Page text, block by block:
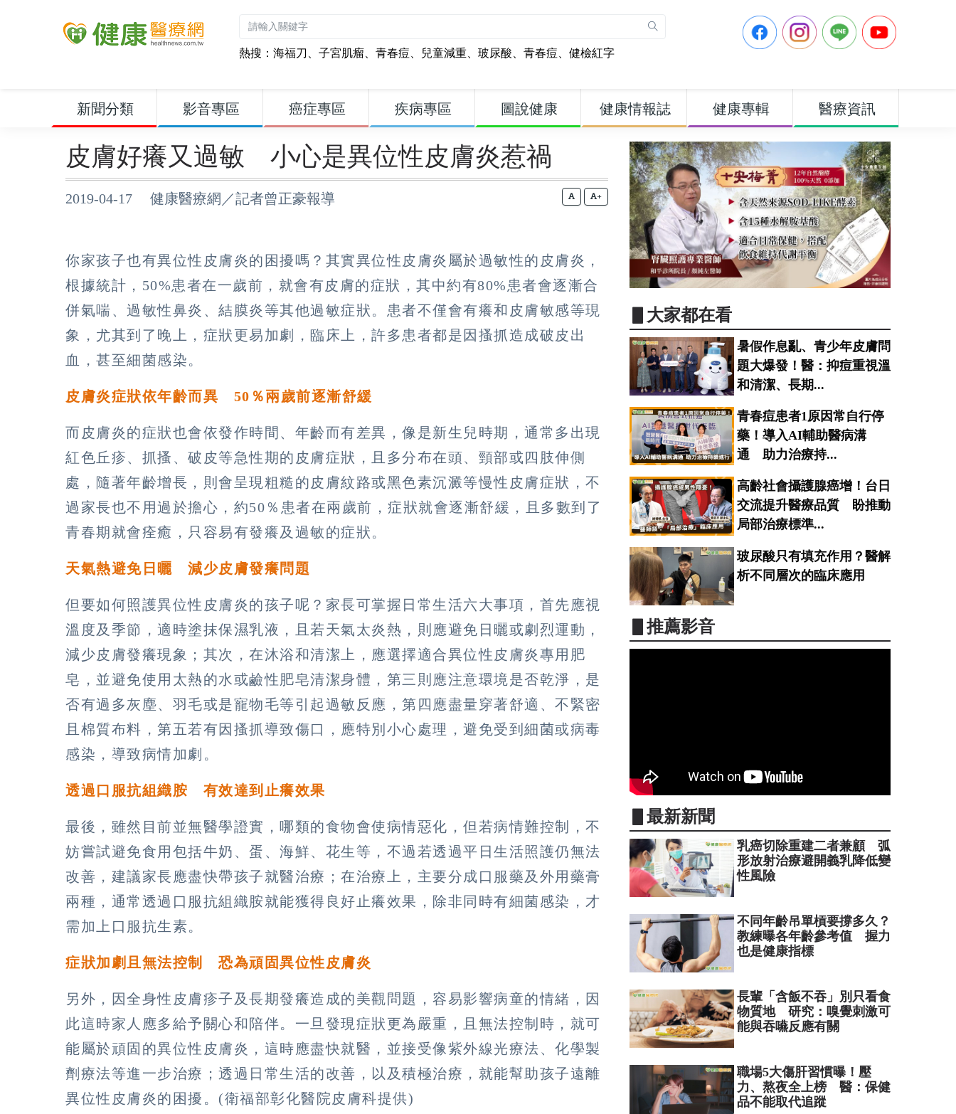
熱搜： 海福刀 、 子宮肌瘤、 青春痘、 兒童減重、 玻尿酸、 青春痘、 健檢紅字
新聞分類 影音專區 癌症專區 疾病專區 圖說健康 健康情報誌 健康專輯 醫療資訊
皮膚好癢又過敏 小心是異位性皮膚炎惹禍
2019-04-17 健康醫療網／記者曾正豪報導 +
你家孩子也有異位性皮膚炎的困擾嗎？其實異位性皮膚炎屬於過敏性的皮膚炎，
根據統計，50%患者在一歲前，就會有皮膚的症狀，其中約有80%患者會逐漸合
併氣喘、過敏性鼻炎、結膜炎等其他過敏症狀。患者不僅會有癢和皮膚敏感等現
象，尤其到了晚上，症狀更易加劇，臨床上，許多患者都是因搔抓造成破皮出
血，甚至細菌感染。
皮膚炎症狀依年齡而異 50％兩歲前逐漸舒緩
而皮膚炎的症狀也會依發作時間、年齡而有差異，像是新生兒時期，通常多出現
紅色丘疹、抓搔、破皮等急性期的皮膚症狀，且多分布在頭、頸部或四肢伸側
處，隨著年齡增長，則會呈現粗糙的皮膚紋路或黑色素沉澱等慢性皮膚症狀，不
過家長也不用過於擔心，約50％患者在兩歲前，症狀就會逐漸舒緩，且多數到了
青春期就會痊癒，只容易有發癢及過敏的症狀。
天氣熱避免日曬 減少皮膚發癢問題
但要如何照護異位性皮膚炎的孩子呢？家長可掌握日常生活六大事項，首先應視
溫度及季節，適時塗抹保濕乳液，且若天氣太炎熱，則應避免日曬或劇烈運動，
減少皮膚發癢現象；其次，在沐浴和清潔上，應選擇適合異位性皮膚炎專用肥
皂，並避免使用太熱的水或鹼性肥皂清潔身體，第三則應注意環境是否乾淨，是
否有過多灰塵、羽毛或是寵物毛等引起過敏反應，第四應盡量穿著舒適、不緊密
且棉質布料，第五若有因搔抓導致傷口，應特別小心處理，避免受到細菌或病毒
感染，導致病情加劇。
透過口服抗組織胺 有效達到止癢效果
最後，雖然目前並無醫學證實，哪類的食物會使病情惡化，但若病情難控制，不
妨嘗試避免食用包括牛奶、蛋、海鮮、花生等，不過若透過平日生活照護仍無法
改善，建議家長應盡快帶孩子就醫治療；在治療上，主要分成口服藥及外用藥膏
兩種，通常透過口服抗組織胺就能獲得良好止癢效果，除非同時有細菌感染，才
需加上口服抗生素。
症狀加劇且無法控制 恐為頑固異位性皮膚炎
另外，因全身性皮膚疹子及長期發癢造成的美觀問題，容易影響病童的情緒，因
此這時家人應多給予關心和陪伴。一旦發現症狀更為嚴重，且無法控制時，就可
能屬於頑固的異位性皮膚炎，這時應盡快就醫，並接受像紫外線光療法、化學製
劑療法等進一步治療；透過日常生活的改善，以及積極治療，就能幫助孩子遠離
異位性皮膚炎的困擾。(衛福部彰化醫院皮膚科提供)
▋大家都在看
暑假作息亂、青少年皮膚問
題大爆發！醫：抑痘重視溫
和清潔、長期...
青春痘患者1原因常自行停
藥！導入AI輔助醫病溝
通 助力治療持...
高齡社會攝護腺癌增！台日
交流提升醫療品質 盼推動
局部治療標準...
玻尿酸只有填充作用？醫解
析不同層次的臨床應用
▋推薦影音
▋最新新聞
乳癌切除重建二者兼顧 弧
形放射治療避開義乳降低變
性風險
不同年齡吊單槓要撐多久？
教練曝各年齡參考值 握力
也是健康指標
長輩「含飯不吞」別只看食
物質地 研究：嗅覺刺激可
能與吞嚥反應有關
職場5大傷肝習慣曝！壓
力、熬夜全上榜 醫：保健
品不能取代追蹤